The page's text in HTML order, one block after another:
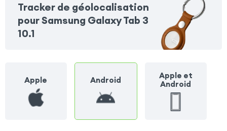
Tracker de géolocalisation
pour Samsung Galaxy Tab 3
10.1
Apple Android
Apple et
Android